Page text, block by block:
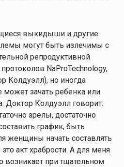
выкидыши и другие
могут быть излечимы с
репродуктивной
NaProTechnology,
Колдуэлл), но иногда
зачать ребенка или
Доктор Колдуэлл говорит:
зрелы, достаточно
график, быть
женщины начать составлять
акт храбрости. А для меня
возникает при тщательном